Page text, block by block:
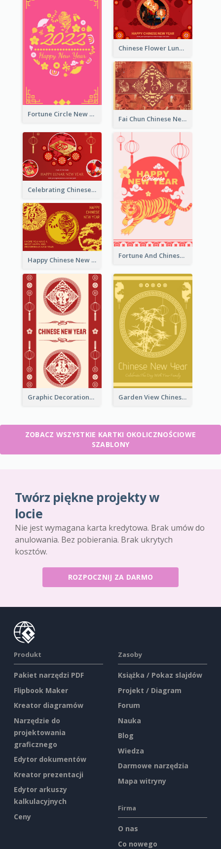
Fortune Circle New Year Greeting Card
Chinese Flower Lunar New Year Greeting Card
Fai Chun Chinese New Year Greeting Card
Celebrating Chinese New Year Greeting Card
Fortune And Chinese New Year Greeting Card
Happy Chinese New Year Greeting Card With Circle illustrations
Graphic Decorations Chinese New Year Greeting Card Garden View Chinese New Year Greeting Card
ZOBACZ WSZYSTKIE KARTKI OKOLICZNOŚCIOWE
SZABLONY
Twórz piękne projekty w
locie
Nie jest wymagana karta kredytowa. Brak umów do
anulowania. Bez pobierania. Brak ukrytych
kosztów.
ROZPOCZNIJ ZA DARMO
Produkt
Pakiet narzędzi PDF
Flipbook Maker
Kreator diagramów
Narzędzie do
projektowania
graficznego
Edytor dokumentów
Kreator prezentacji
Edytor arkuszy
kalkulacyjnych
Ceny
Zasoby
Książka / Pokaz slajdów
Projekt / Diagram
Forum
Nauka
Blog
Wiedza
Darmowe narzędzia
Mapa witryny
Firma
O nas
Co nowego